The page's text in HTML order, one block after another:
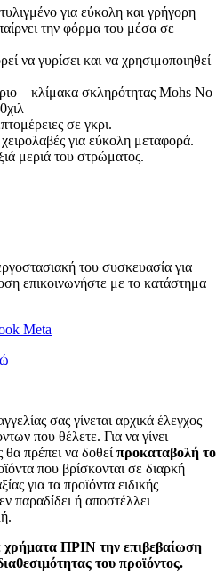
για εύκολη και γρήγορη
την φόρμα του μέσα σε
να γυρίσει και να χρησιμοποιηθεί
– κλίμακα σκληρότητας Mohs No
σε γκρι.
για εύκολη μεταφορά.
μεριά του στρώματος.
του συσκευασία για
επικοινωνήστε με το κατάστημα
Meta
σας γίνεται αρχικά έλεγχος
που θέλετε. Για να γίνει
πρέπει να δοθεί προκαταβολή το
που βρίσκονται σε διαρκή
για τα προϊόντα ειδικής
παραδίδει ή αποστέλλει
ΠΡΙΝ την επιβεβαίωση
του προϊόντος.